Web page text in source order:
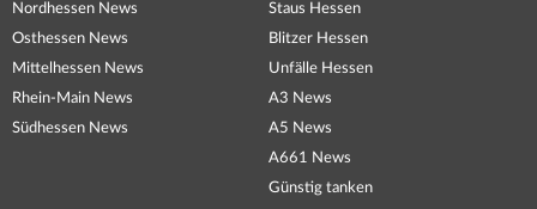
Nordhessen News
Osthessen News
Mittelhessen News
Rhein-Main News
Südhessen News
Staus Hessen
Blitzer Hessen
Unfälle Hessen
A3 News
A5 News
A661 News
Günstig tanken